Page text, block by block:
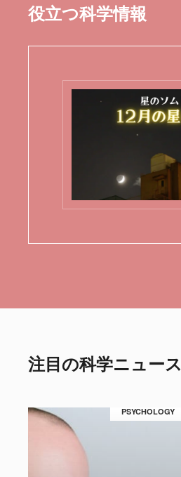
役立つ科学情報
注目の科学ニュース
PSYCHOLOGY